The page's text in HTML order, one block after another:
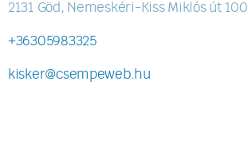
2131 Göd, Nemeskéri-Kiss Miklós út 100.
+36305983325
kisker@csempeweb.hu